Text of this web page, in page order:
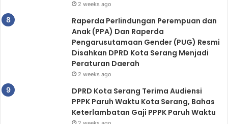
2 weeks ago
Raperda Perlindungan Perempuan dan
Anak (PPA) Dan Raperda
Pengarusutamaan Gender (PUG) Resmi
Disahkan DPRD Kota Serang Menjadi
Peraturan Daerah
2 weeks ago
DPRD Kota Serang Terima Audiensi
PPPK Paruh Waktu Kota Serang, Bahas
Keterlambatan Gaji PPPK Paruh Waktu